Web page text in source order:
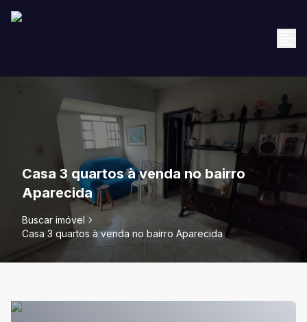
Casa 3 quartos à venda no bairro
Aparecida
Buscar imóvel
Casa 3 quartos à venda no bairro Aparecida